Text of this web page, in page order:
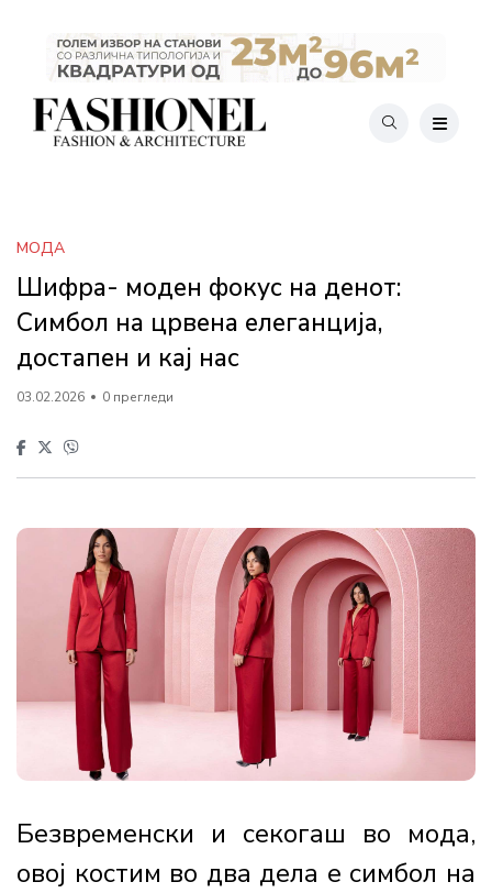
МОДА
Шифра- моден фокус на денот:
Симбол на црвена елеганција,
достапен и кај нас
03.02.2026 0 прегледи
Безвременски и секогаш во мода,
овој костим во два дела е симбол на